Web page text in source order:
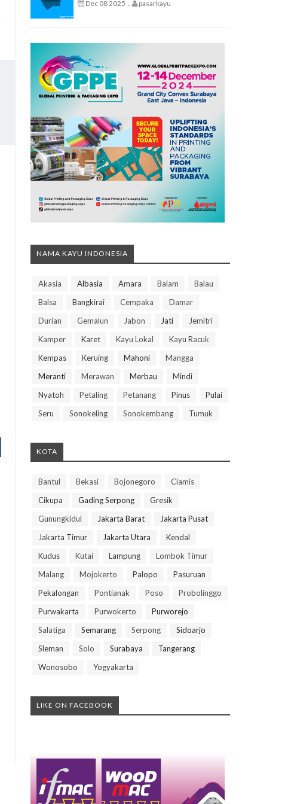
Dec 08 2025 - pasarkayu
NAMA KAYU INDONESIA
Akasia Albasia Amara Balam
Balau
Balsa
Bangkirai Cempaka
Damar
Durian
Gemalun Jabon Jati
Jemitri
Kamper
Karet Kayu Lokal
Kayu Racuk
Kempas
Keruing Mahoni
Mangga
Meranti
Merawan Merbau
Mindi
Nyatoh
Petaling Petanang Pinus
Pulai
Seru
Sonokeling Sonokembang Tumuk
KOTA
Bantul Bekasi Bojonegoro
Ciamis
Cikupa
Gading Serpong
Gresik
Gunungkidul
Jakarta Barat
Jakarta Pusat
Jakarta Timur
Jakarta Utara
Kendal
Kudus
Kutai Lampung
Lombok Timur
Malang
Mojokerto Palopo
Pasuruan
Pekalongan
Pontianak Poso
Probolinggo
Purwakarta
Purwokerto
Purworejo
Salatiga
Semarang Serpong
Sidoarjo
Sleman
Solo Surabaya
Tangerang
Wonosobo
Yogyakarta
LIKE ON FACEBOOK